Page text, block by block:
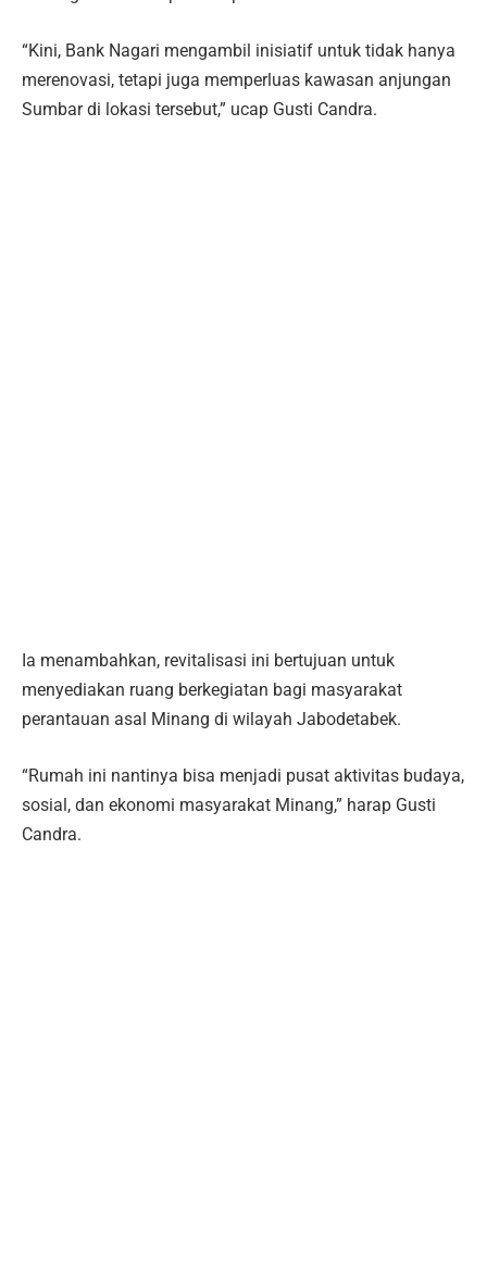
“Kini, Bank Nagari mengambil inisiatif untuk tidak hanya
merenovasi, tetapi juga memperluas kawasan anjungan
Sumbar di lokasi tersebut,” ucap Gusti Candra.
Ia menambahkan, revitalisasi ini bertujuan untuk
menyediakan ruang berkegiatan bagi masyarakat
perantauan asal Minang di wilayah Jabodetabek.
“Rumah ini nantinya bisa menjadi pusat aktivitas budaya,
sosial, dan ekonomi masyarakat Minang,” harap Gusti
Candra.